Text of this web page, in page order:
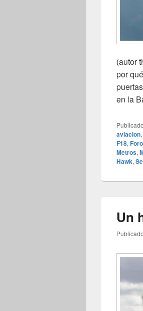
(autor
por
en la
aviacion,
F18,
Metros,
Hawk,
Un